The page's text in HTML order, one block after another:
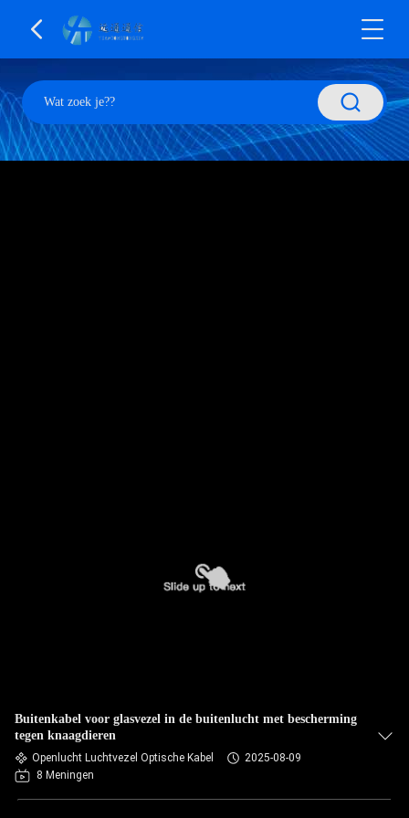
Buitenkabel voor glasvezel in de buitenlucht met bescherming
tegen knaagdieren
Openlucht Luchtvezel Optische Kabel
2025-08-09
8 Meningen